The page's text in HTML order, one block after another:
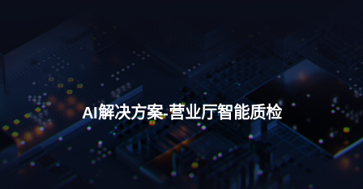
AI解决方案-营业厅智能质检